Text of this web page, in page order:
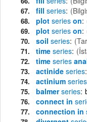
fill series
plot series on
plot series on
soil series
time series
time series
actinide series
actinium series
balmerseries
connect in
connection in